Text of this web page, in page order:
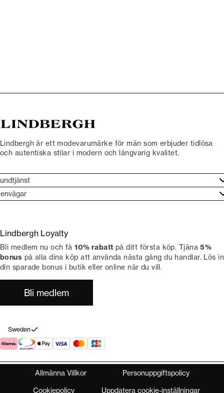
Lindbergh är ett modevarumärke för män som erbjuder tidlösa
och autentiska stilar i modern och långvarig kvalitet.
köp
Lindbergh-ambassadör
Lindbergh Loyalty
Bli medlem nu och få10% rabatt på ditt första köp. Tjäna5%
bonus på alla dina köp att använda nästa gång du handlar. Lös in
din sparade bonus i butik eller online när du vill.
Bli medlem
Sweden
Allmänna Villkor Personuppgiftspolicy
Cookiepolicy Uppdatera cookie-inställningar